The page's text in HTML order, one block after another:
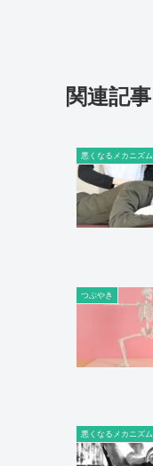
関連記事
悪くなるメカニズム
つぶやき
悪くなるメカニズム